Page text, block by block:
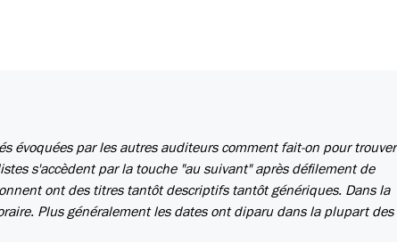
évoquées par les autres auditeurs comment fait-on pour trouver
s'accèdent par la touche "au suivant" après défilement de
ont des titres tantôt descriptifs tantôt génériques. Dans la
Plus généralement les dates ont diparu dans la plupart des